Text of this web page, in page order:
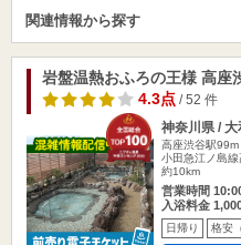
関連情報から探す
岩盤温熱おふろの王様 高座
4.3点/ 52 件
神奈川県 / 大
高座渋谷駅99m
小田急江ノ島
約10km
営業時間
入浴料金
日帰り 格安